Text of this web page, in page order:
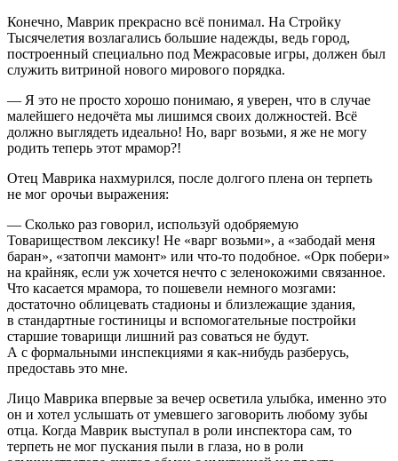
Конечно, Маврик прекрасно всё понимал. На Стройку
Тысячелетия возлагались большие надежды, ведь город,
построенный специально под Межрасовые игры, должен был
служить витриной нового мирового порядка.
— Я это не просто хорошо понимаю, я уверен, что в случае
малейшего недочёта мы лишимся своих должностей. Всё
должно выглядеть идеально! Но, варг возьми, я же не могу
родить теперь этот мрамор?!
Отец Маврика нахмурился, после долгого плена он терпеть
не мог орочьи выражения:
— Сколько раз говорил, используй одобряемую
Товариществом лексику! Не «варг возьми», а «забодай меня
баран», «затопчи мамонт» или что-то подобное. «Орк побери»
на крайняк, если уж хочется нечто с зеленокожими связанное.
Что касается мрамора, то пошевели немного мозгами:
достаточно облицевать стадионы и близлежащие здания,
в стандартные гостиницы и вспомогательные постройки
старшие товарищи лишний раз соваться не будут.
А с формальными инспекциями я как-нибудь разберусь,
предоставь это мне.
Лицо Маврика впервые за вечер осветила улыбка, именно это
он и хотел услышать от умевшего заговорить любому зубы
отца. Когда Маврик выступал в роли инспектора сам, то
терпеть не мог пускания пыли в глаза, но в роли